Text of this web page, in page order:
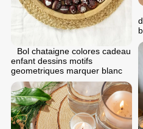
Bol chataigne colores cadeau
enfant dessins motifs
geometriques marquer blanc